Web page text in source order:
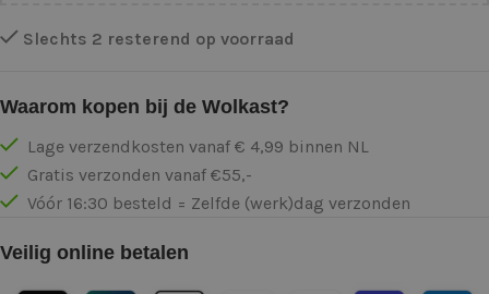
Slechts 2 resterend op voorraad
Waarom kopen bij de Wolkast?
Lage verzendkosten vanaf € 4,99 binnen NL
Gratis verzonden vanaf €55,-
Vóór 16:30 besteld = Zelfde (werk)dag verzonden
Veilig online betalen